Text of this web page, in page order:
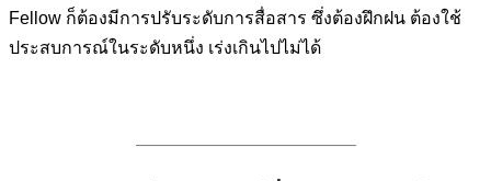
Fellow ก็ต้องมีการปรับระดับการสื่อสาร ซึ่งต้องฝึกฝน ต้องใช้
ประสบการณ์ในระดับหนึ่ง เร่งเกินไปไม่ได้
————————————–